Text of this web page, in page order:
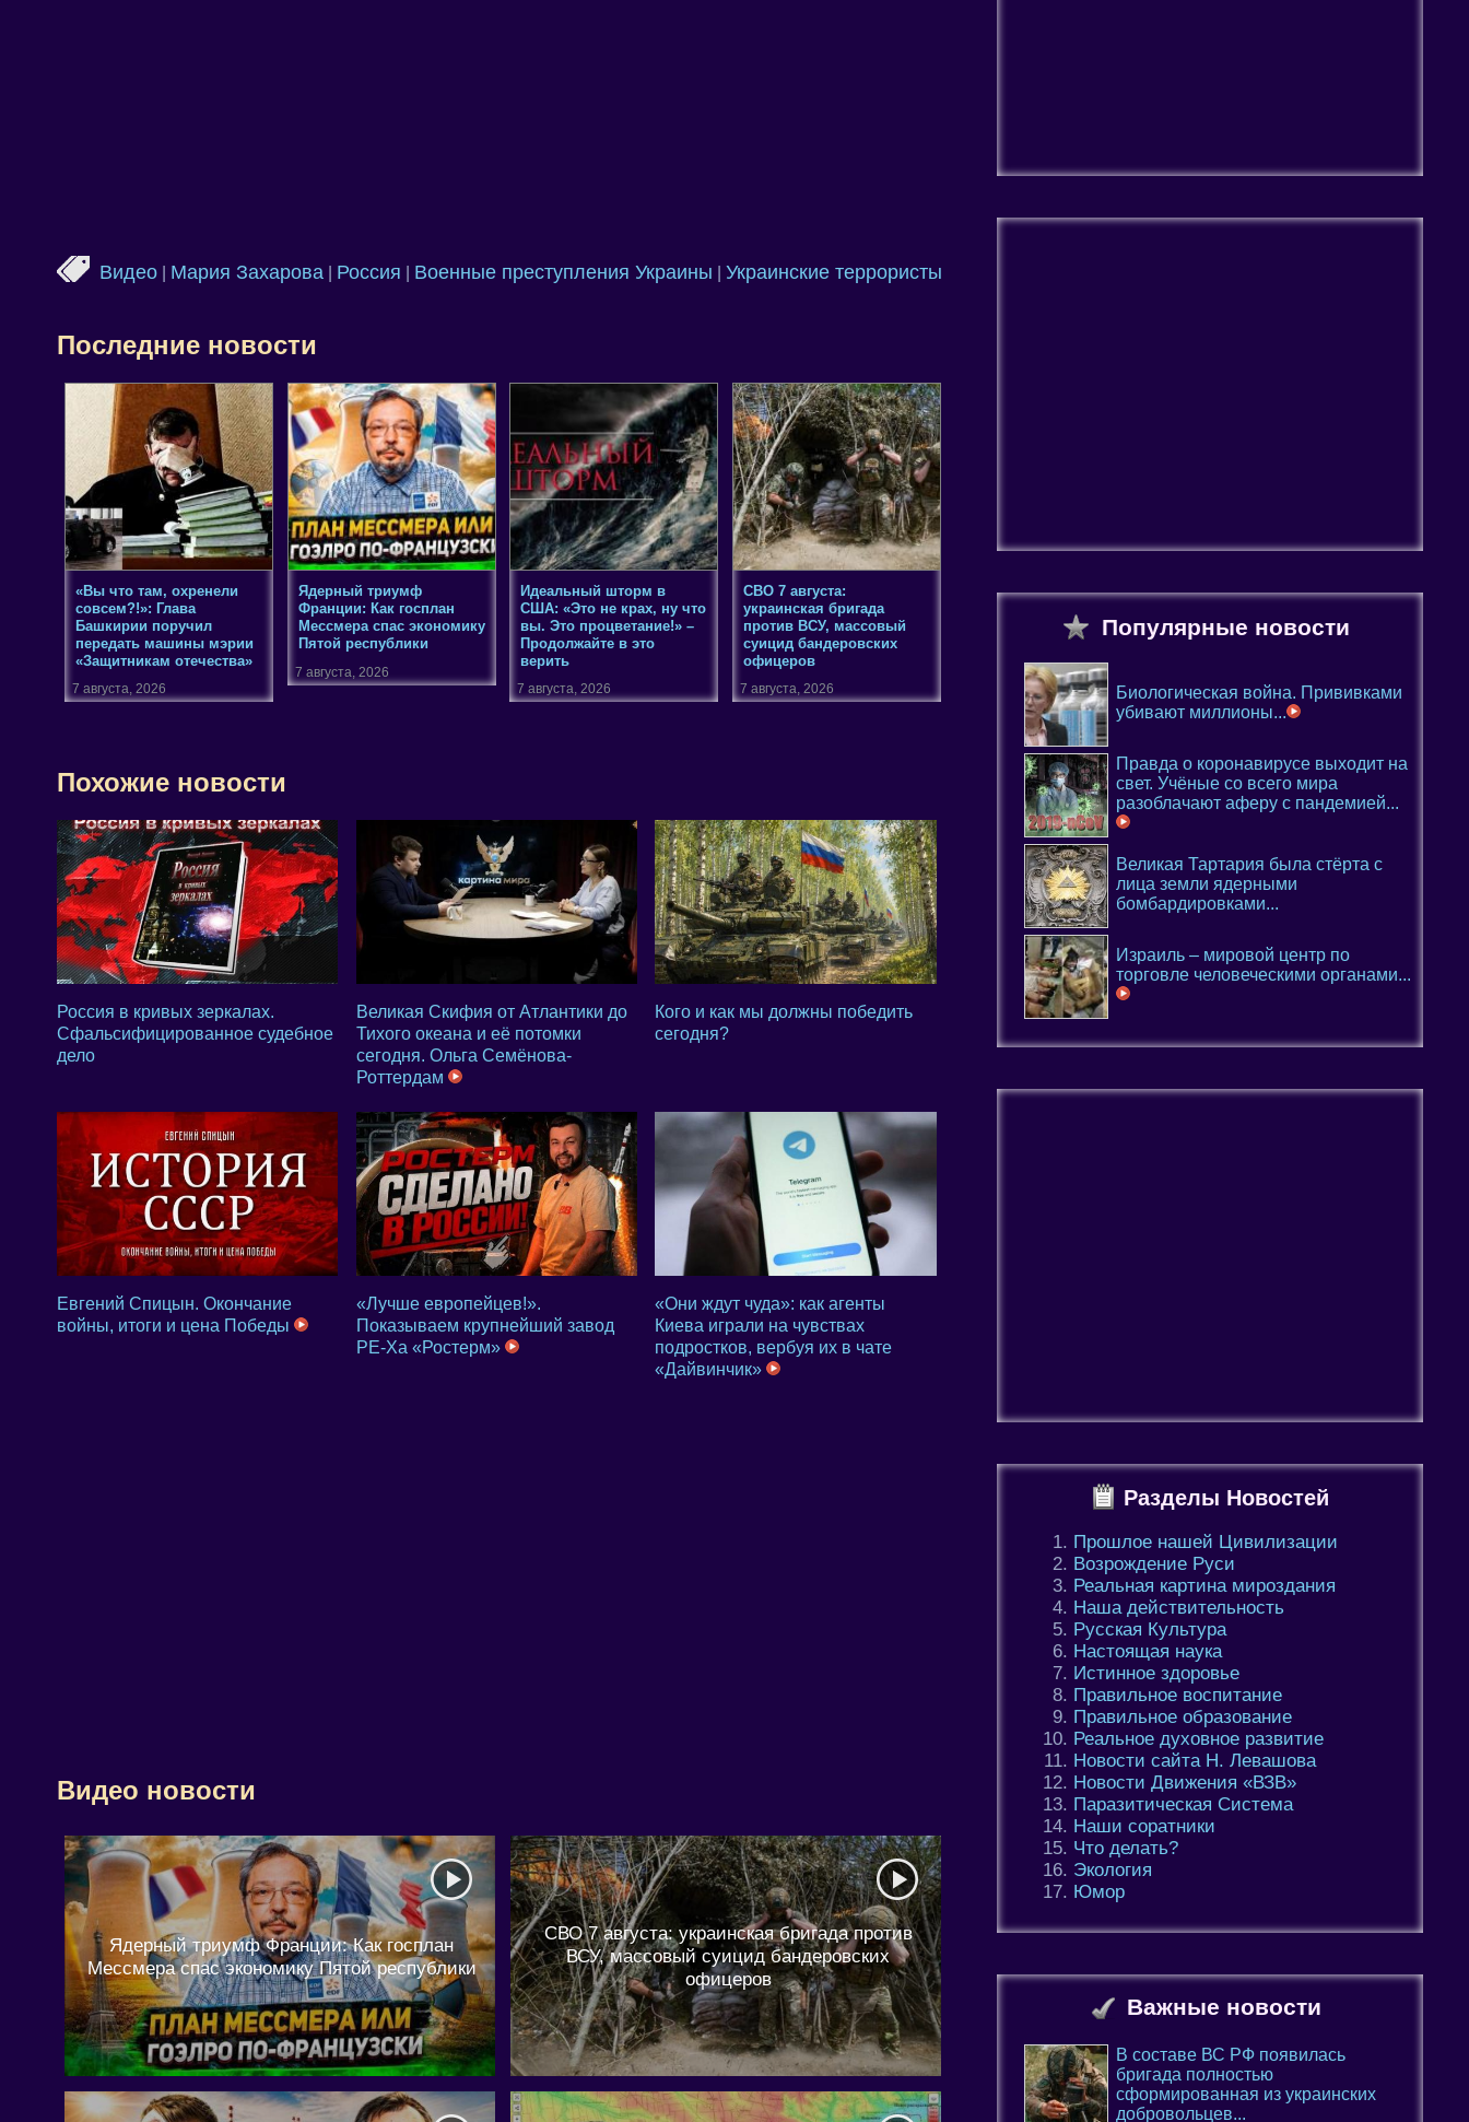
Видео Мария Захарова Россия Военные преступления Украины Украинские террористы
Последние новости
«Вы что там, охренели
совсем?!»: Глава
Башкирии поручил
передать машины мэрии
«Защитникам отечества»
7 августа, 2026
Ядерный триумф
Франции: Как госплан
Мессмера спас экономику
Пятой республики
7 августа, 2026
Идеальный шторм в
США: «Это не крах, ну что
вы. Это процветание!» –
Продолжайте в это
верить
7 августа, 2026
СВО 7 августа:
украинская бригада
против ВСУ, массовый
суицид бандеровских
офицеров
7 августа, 2026
Похожие новости
Россия в кривых зеркалах.
Сфальсифицированное судебное
дело
Великая Скифия от Атлантики до
Тихого океана и её потомки
сегодня. Ольга Семёнова-
Роттердам
Кого и как мы должны победить
сегодня?
Евгений Спицын. Окончание
войны, итоги и цена Победы
«Лучше европейцев!».
Показываем крупнейший завод
PE-Xa «Ростерм»
«Они ждут чуда»: как агенты
Киева играли на чувствах
подростков, вербуя их в чате
«Дайвинчик»
Видео новости
Ядерный триумф Франции: Как госплан
Мессмера спас экономику Пятой республики
СВО 7 августа: украинская бригада против
ВСУ, массовый суицид бандеровских
офицеров
Популярные новости
Биологическая война. Прививками
убивают миллионы...
Правда о коронавирусе выходит на
свет. Учёные со всего мира
разоблачают аферу с пандемией...
Великая Тартария была стёрта с
лица земли ядерными
бомбардировками...
Израиль – мировой центр по
торговле человеческими органами...
Разделы Новостей
Прошлое нашей Цивилизации
Возрождение Руси
Реальная картина мироздания
Наша действительность
Русская Культура
Настоящая наука
Истинное здоровье
Правильное воспитание
Правильное образование
Реальное духовное развитие
Новости сайта Н. Левашова
Новости Движения «ВЗВ»
Паразитическая Система
Наши соратники
Что делать?
Экология
Юмор
Важные новости
В составе ВС РФ появилась
бригада полностью
сформированная из украинских
добровольцев...